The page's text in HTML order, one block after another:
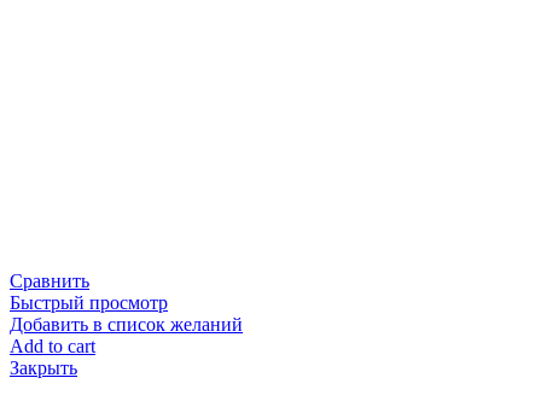
Сравнить
Быстрый просмотр
Добавить в список желаний
Add to cart
Закрыть